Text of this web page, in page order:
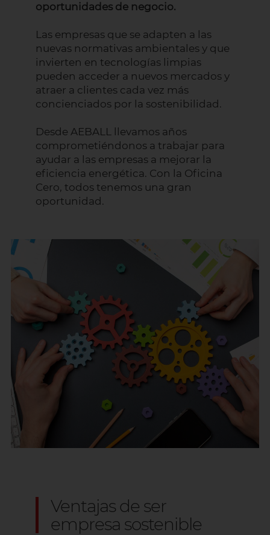
oportunidades de negocio.
Las empresas que se adapten a las
nuevas normativas ambientales y que
invierten en tecnologías limpias
pueden acceder a nuevos mercados y
atraer a clientes cada vez más
concienciados por la sostenibilidad.
Desde AEBALL llevamos años
comprometiéndonos a trabajar para
ayudar a las empresas a mejorar la
eficiencia energética. Con la Oficina
Cero, todos tenemos una gran
oportunidad.
Ventajas de ser
empresa sostenible